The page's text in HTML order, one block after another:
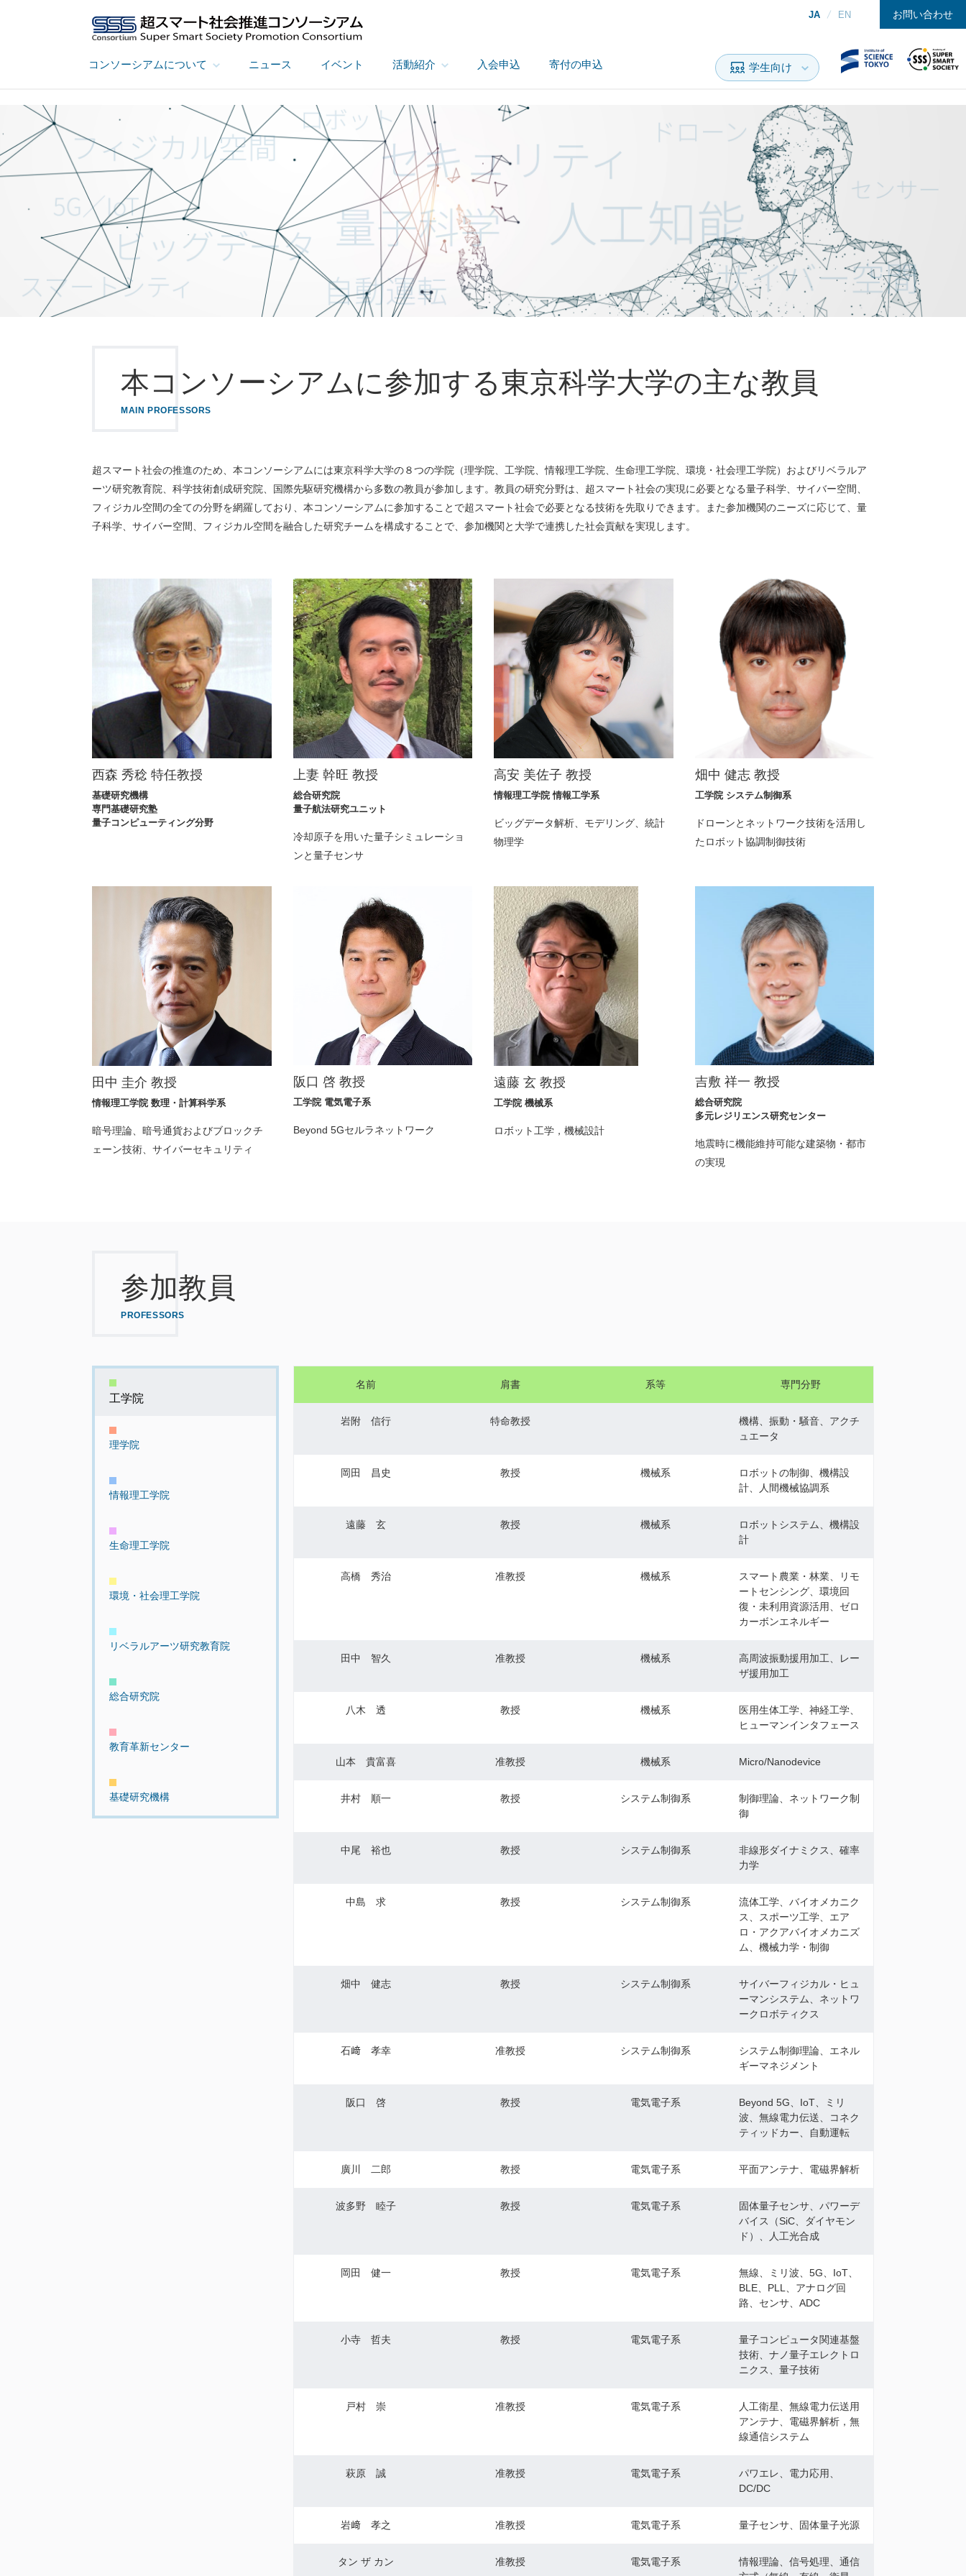
コンソーシアムについて ニュース イベント 活動紹介 入会申込 寄付の申込 学生向け
JA EN お問い合わせ
本コンソーシアムに参加する東京科学大学の主な教員
MAIN PROFESSORS
超スマート社会の推進のため、本コンソーシアムには東京科学大学の８つの学院（理学院、工学院、情報理工学院、生命理工学院、環境・社会理工学院）およびリベラルア
ーツ研究教育院、科学技術創成研究院、国際先駆研究機構から多数の教員が参加します。教員の研究分野は、超スマート社会の実現に必要となる量子科学、サイバー空間、
フィジカル空間の全ての分野を網羅しており、本コンソーシアムに参加することで超スマート社会で必要となる技術を先取りできます。また参加機関のニーズに応じて、量
子科学、サイバー空間、フィジカル空間を融合した研究チームを構成することで、参加機関と大学で連携した社会貢献を実現します。
西森 秀稔 特任教授
基礎研究機構
専門基礎研究塾
量子コンピューティング分野
上妻 幹旺 教授
総合研究院
量子航法研究ユニット
冷却原子を用いた量子シミュレーショ
ンと量子センサ
高安 美佐子 教授
情報理工学院 情報工学系
ビッグデータ解析、モデリング、統計
物理学
畑中 健志 教授
工学院 システム制御系
ドローンとネットワーク技術を活用し
たロボット協調制御技術
田中 圭介 教授
情報理工学院 数理・計算科学系
暗号理論、暗号通貨およびブロックチ
ェーン技術、サイバーセキュリティ
阪口 啓 教授
工学院 電気電子系
Beyond 5Gセルラネットワーク
遠藤 玄 教授
工学院 機械系
ロボット工学，機械設計
吉敷 祥一 教授
総合研究院
多元レジリエンス研究センター
地震時に機能維持可能な建築物・都市
の実現
参加教員
PROFESSORS
工学院
名前 肩書 系等 専門分野
岩附 信行 特命教授
機構、振動・騒音、アクチ
ュエータ
岡田 昌史 教授 機械系
ロボットの制御、機構設
計、人間機械協調系
遠藤 玄 教授 機械系
ロボットシステム、機構設
計
高橋 秀治 准教授 機械系
スマート農業・林業、リモ
ートセンシング、環境回
復・未利用資源活用、ゼロ
カーボンエネルギー
田中 智久 准教授 機械系
高周波振動援用加工、レー
ザ援用加工
八木 透 教授 機械系
医用生体工学、神経工学、
ヒューマンインタフェース
山本 貴富喜 准教授 機械系 Micro/Nanodevice
井村 順一 教授 システム制御系
制御理論、ネットワーク制
御
中尾 裕也 教授 システム制御系
非線形ダイナミクス、確率
力学
中島 求 教授 システム制御系
流体工学、バイオメカニク
ス、スポーツ工学、エア
ロ・アクアバイオメカニズ
ム、機械力学・制御
畑中 健志 教授 システム制御系
サイバーフィジカル・ヒュ
ーマンシステム、ネットワ
ークロボティクス
石﨑 孝幸 准教授 システム制御系
システム制御理論、エネル
ギーマネジメント
阪口 啓 教授 電気電子系
Beyond 5G、IoT、ミリ
波、無線電力伝送、コネク
ティッドカー、自動運転
廣川 二郎 教授 電気電子系 平面アンテナ、電磁界解析
波多野 睦子 教授 電気電子系
固体量子センサ、パワーデ
バイス（SiC、ダイヤモン
ド）、人工光合成
岡田 健一 教授 電気電子系
無線、ミリ波、5G、IoT、
BLE、PLL、アナログ回
路、センサ、ADC
小寺 哲夫 教授 電気電子系
量子コンピュータ関連基盤
技術、ナノ量子エレクトロ
ニクス、量子技術
戸村 崇 准教授 電気電子系
人工衛星、無線電力伝送用
アンテナ、電磁界解析，無
線通信システム
萩原 誠 准教授 電気電子系
パワエレ、電力応用、
DC/DC
岩﨑 孝之 准教授 電気電子系 量子センサ、固体量子光源
タン ザ カン 准教授 電気電子系
情報理論、信号処理、通信
理学院
情報理工学院
生命理工学院
環境・社会理工学院
リベラルアーツ研究教育院
総合研究院
教育革新センター
基礎研究機構